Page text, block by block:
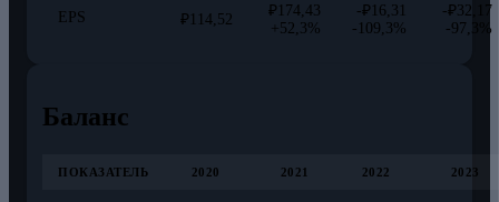
EPS ₽114,52
₽174,43
+52,3%
-₽16,31
-109,3%
-₽32,17
-97,3%
Баланс
ПОКАЗАТЕЛЬ 2020 2021 2022 2023